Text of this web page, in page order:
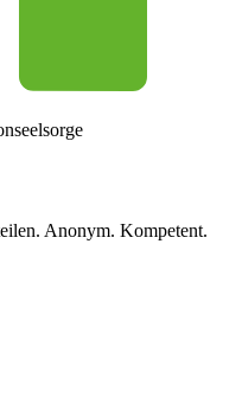
Anonym. Kompetent.